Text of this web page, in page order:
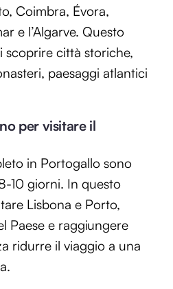
Coimbra, Évora,
e l’Algarve. Questo
scoprire città storiche,
paesaggi atlantici
per visitare il
in Portogallo sono
10 giorni. In questo
Lisbona e Porto,
Paese e raggiungere
ridurre il viaggio a una